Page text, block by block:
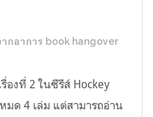
กอาการ book hangover
องที่ 2 ในซีรีส์ Hockey
มด 4 เล่ม แต่สามารถอ่าน